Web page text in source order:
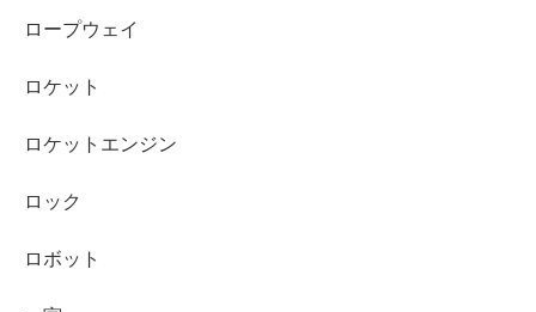
ロープウェイ
ロケット
ロケットエンジン
ロック
ロボット